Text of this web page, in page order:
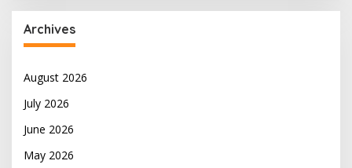
Archives
August 2026
July 2026
June 2026
May 2026